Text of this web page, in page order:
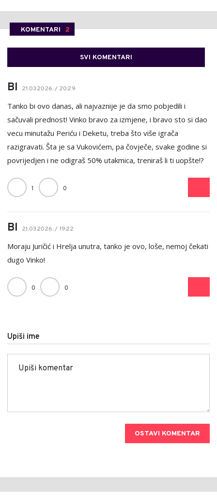
KOMENTARI 2
SVI KOMENTARI
Bl 21.03.2026. / 20:29
Tanko bi ovo danas, ali najvaznije je da smo pobjedili i
sačuvali prednost! Vinko bravo za izmjene, i bravo sto si dao
vecu minutažu Periću i Deketu, treba što više igrača
razigravati. Šta je sa Vukovićem, pa čovječe, svake godine si
povrijedjen i ne odigraš 50% utakmica, treniraš li ti uopšte!?
1 0
Bl 21.03.2026. / 19:22
Moraju Juričić i Hrelja unutra, tanko je ovo, loše, nemoj čekati
dugo Vinko!
0 0
Upiši ime
OSTAVI KOMENTAR